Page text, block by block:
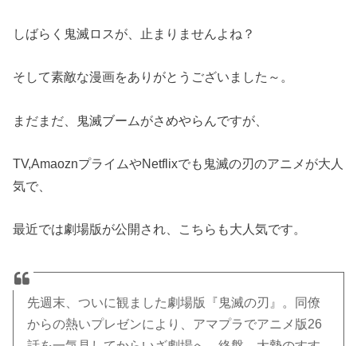
しばらく鬼滅ロスが、止まりませんよね？
そして素敵な漫画をありがとうございました～。
まだまだ、鬼滅ブームがさめやらんですが、
TV,AmaoznプライムやNetflixでも鬼滅の刃のアニメが大人
気で、
最近では劇場版が公開され、こちらも大人気です。
先週末、ついに観ました劇場版『鬼滅の刃』。同僚
からの熱いプレゼンにより、アマプラでアニメ版26